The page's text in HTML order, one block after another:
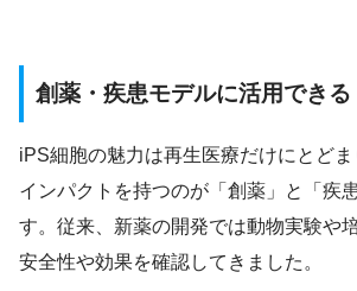
創薬・疾患モデルに活用できる
iPS細胞の魅力は再生医療だけにとど
インパクトを持つのが「創薬」と「疾
す。従来、新薬の開発では動物実験や
安全性や効果を確認してきました。